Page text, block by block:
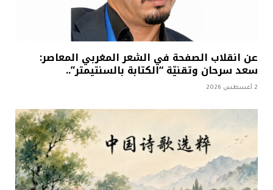
عن انقلاب الصفحة في الشعر المغربي المعاصر:
سعد سرحان وتقنيّة “الكتابة بالسنتيمتر”..
2 أغسطس 2026